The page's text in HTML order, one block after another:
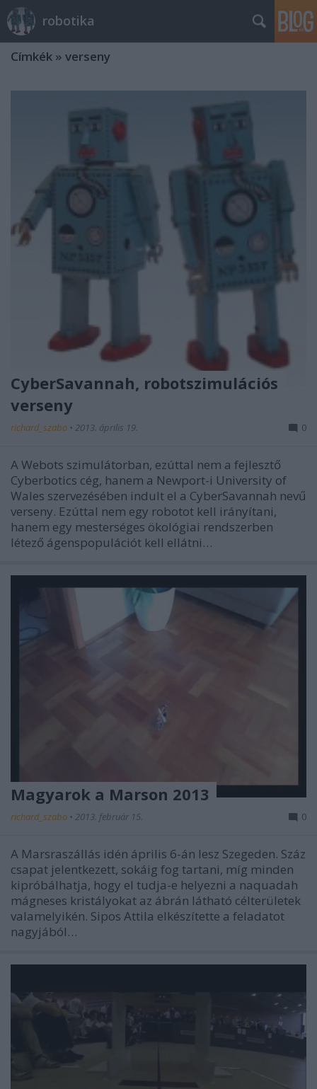
robotika
Címkék » verseny
CyberSavannah, robotszimulációs
verseny
richard_szabo • 2013. április 19. 0
A Webots szimulátorban, ezúttal nem a fejlesztő
Cyberbotics cég, hanem a Newport-i University of
Wales szervezésében indult el a CyberSavannah nevű
verseny. Ezúttal nem egy robotot kell irányítani,
hanem egy mesterséges ökológiai rendszerben
létező ágenspopulációt kell ellátni…
Magyarok a Marson 2013
richard_szabo • 2013. február 15. 0
A Marsraszállás idén április 6-án lesz Szegeden. Száz
csapat jelentkezett, sokáig fog tartani, míg minden
kipróbálhatja, hogy el tudja-e helyezni a naquadah
mágneses kristályokat az ábrán látható célterületek
valamelyikén. Sipos Attila elkészítette a feladatot
nagyjából…